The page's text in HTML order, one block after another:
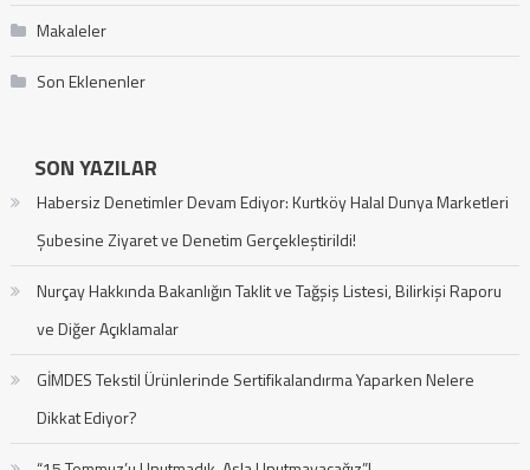
Makaleler
Son Eklenenler
SON YAZILAR
Habersiz Denetimler Devam Ediyor: Kurtköy Halal Dunya Marketleri
Şubesine Ziyaret ve Denetim Gerçekleştirildi!
Nurçay Hakkında Bakanlığın Taklit ve Tağşiş Listesi, Bilirkişi Raporu
ve Diğer Açıklamalar
GİMDES Tekstil Ürünlerinde Sertifikalandırma Yaparken Nelere
Dikkat Ediyor?